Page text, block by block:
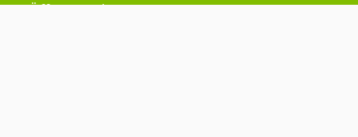
Öffnungszeiten: Montag-Donnerstag 08:00-16:00